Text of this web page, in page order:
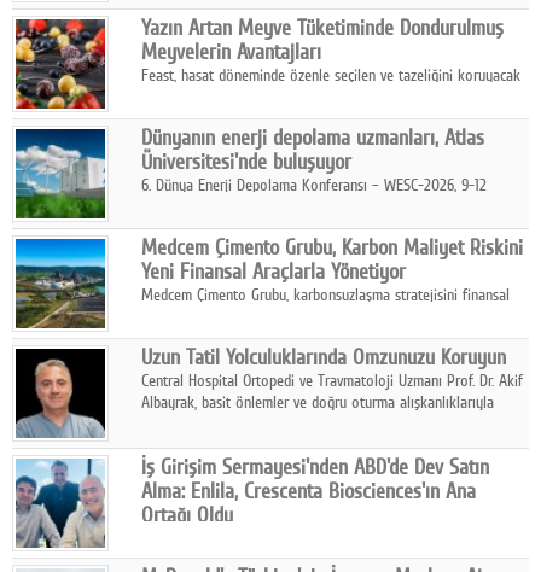
ekonomi ile gerçek dünya alışveriş deneyimi arasında köprü
kurmayı hedefleyen vizyonuyla uluslararası pazarlara açılıyor.
Yazın Artan Meyve Tüketiminde Dondurulmuş
Meyvelerin Avantajları
Feast, hasat döneminde özenle seçilen ve tazeliğini koruyacak
pratik, güvenilir ve lezzetli bir alternatif sunuyor.
Dünyanın enerji depolama uzmanları, Atlas
Üniversitesi'nde buluşuyor
6. Dünya Enerji Depolama Konferansı – WESC-2026, 9-12
sahipliğinde gerçekleştirilecek.
Medcem Çimento Grubu, Karbon Maliyet Riskini
Yeni Finansal Araçlarla Yönetiyor
Medcem Çimento Grubu, karbonsuzlaşma stratejisini finansal
Uzun Tatil Yolculuklarında Omzunuzu Koruyun
Central Hospital Ortopedi ve Travmatoloji Uzmanı Prof. Dr. Akif
Albayrak, basit önlemler ve doğru oturma alışkanlıklarıyla
İş Girişim Sermayesi'nden ABD'de Dev Satın
Alma: Enlila, Crescenta Biosciences'ın Ana
Ortağı Oldu
stratejisini uluslararası ölçeğe taşıyan satın alma hamlesini